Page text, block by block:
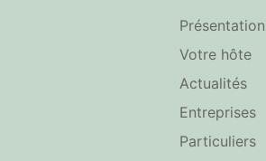
Présentation
Votre hôte
Actualités
Entreprises
Particuliers